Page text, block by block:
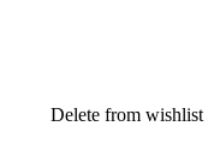
Delete from wishlist